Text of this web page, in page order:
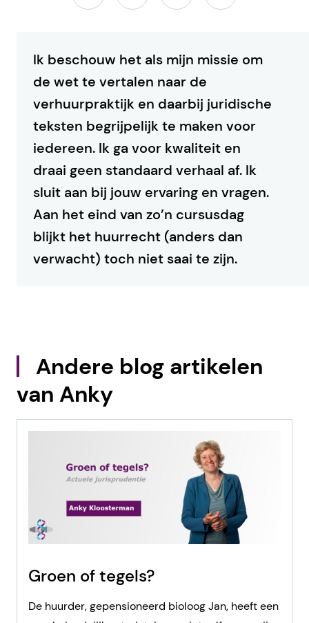
Ik beschouw het als mijn missie om
de wet te vertalen naar de
verhuurpraktijk en daarbij juridische
teksten begrijpelijk te maken voor
iedereen. Ik ga voor kwaliteit en
draai geen standaard verhaal af. Ik
sluit aan bij jouw ervaring en vragen.
Aan het eind van zo’n cursusdag
blijkt het huurrecht (anders dan
verwacht) toch niet saai te zijn.
Andere blog artikelen
van Anky
Groen of tegels?
De huurder, gepensioneerd bioloog Jan, heeft een